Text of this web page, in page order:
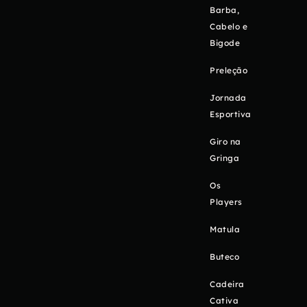
Barba,
Cabelo e
Bigode
Preleção
Jornada
Esportiva
Giro na
Gringa
Os
Players
Matula
Buteco
Cadeira
Cativa